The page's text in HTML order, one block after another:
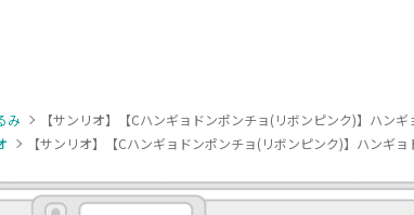
み
【サンリオ】【Cハンギョドンポンチョ(リボンピンク)】ハン
【サンリオ】【Cハンギョドンポンチョ(リボンピンク)】ハンギ